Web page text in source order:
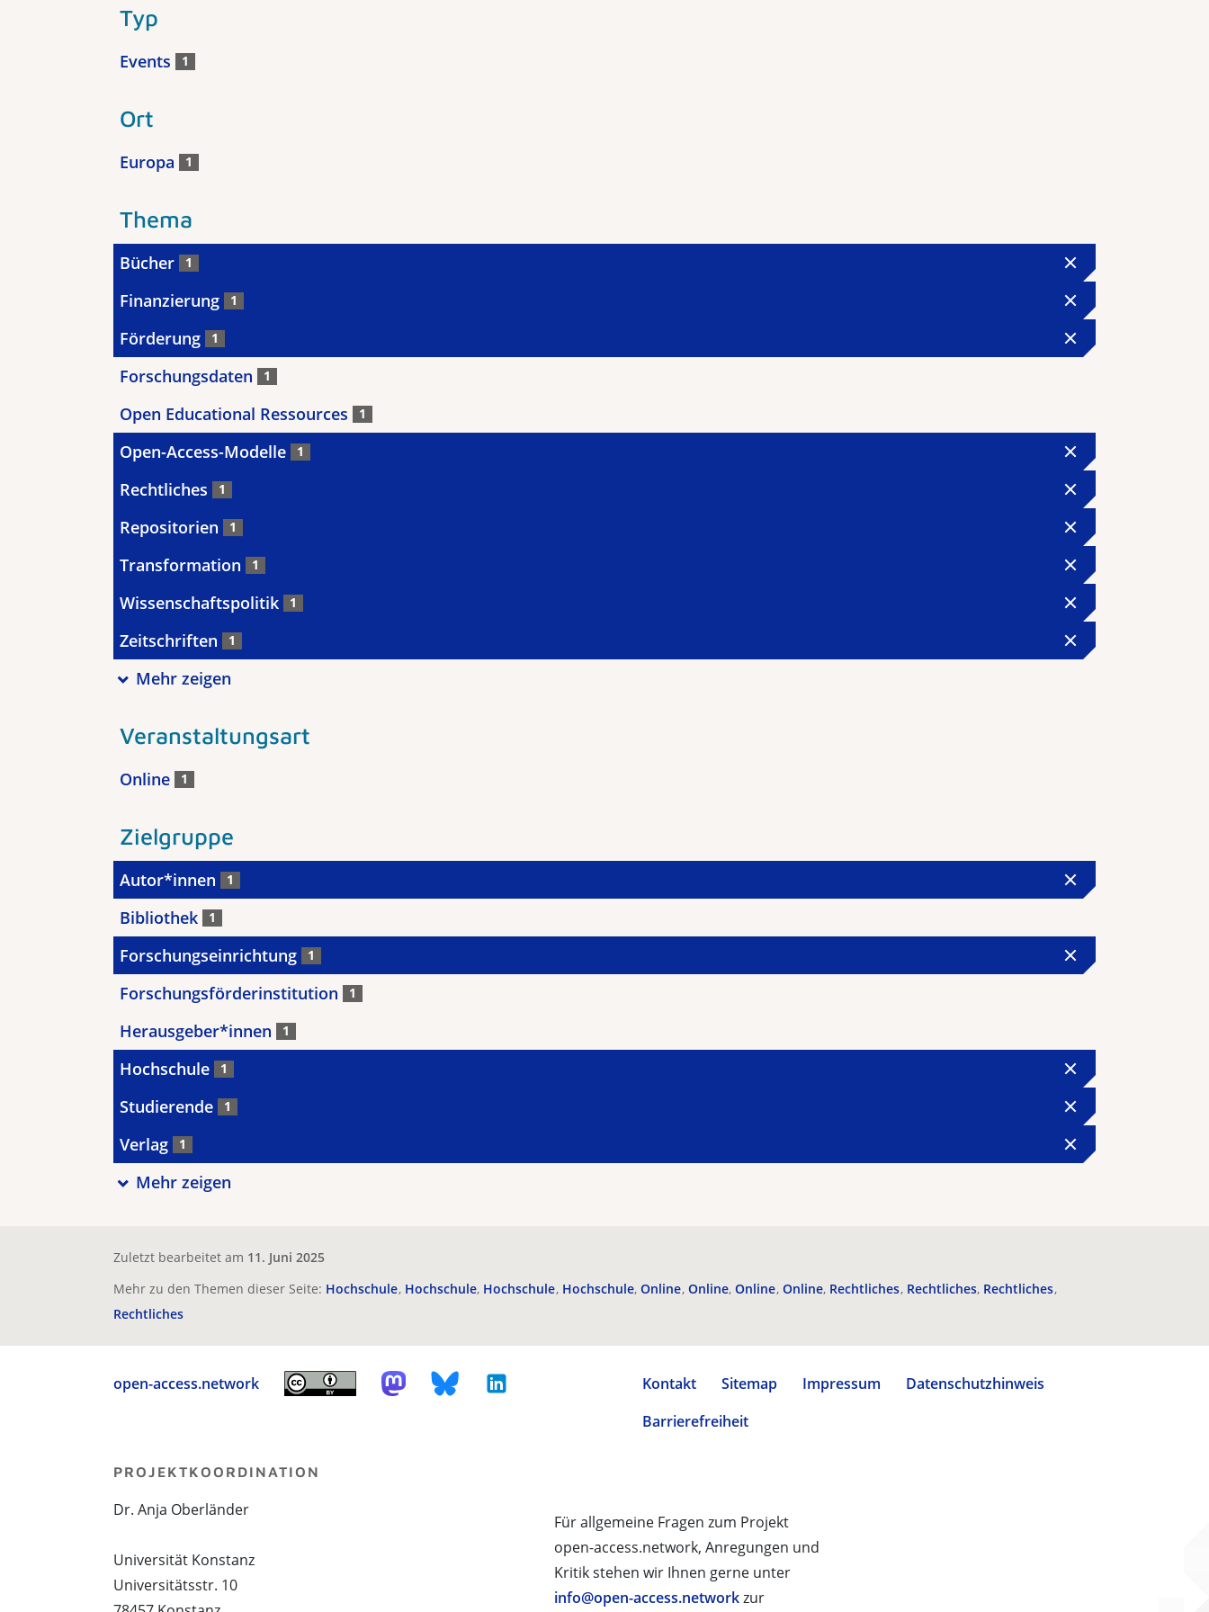
Typ
Events 1
Ort
Europa 1
Thema
Bücher 1
Finanzierung 1
Förderung 1
Forschungsdaten 1
Open Educational Ressources 1
Open-Access-Modelle 1
Rechtliches 1
Repositorien 1
Transformation 1
Wissenschaftspolitik 1
Zeitschriften 1
Mehr zeigen
Veranstaltungsart
Online 1
Zielgruppe
Autor*innen 1
Bibliothek 1
Forschungseinrichtung 1
Forschungsförderinstitution 1
Herausgeber*innen 1
Hochschule 1
Studierende 1
Verlag 1
Mehr zeigen
Zuletzt bearbeitet am 11. Juni 2025
Mehr zu den Themen dieser Seite: Hochschule Hochschule Hochschule Hochschule Online Online Online Online Rechtliches Rechtliches Rechtliches
Rechtliches
open-access.network Kontakt Sitemap Impressum
Datenschutzhinweis
Barrierefreiheit
Für allgemeine Fragen zum Projekt
open-access.network, Anregungen und
Kritik stehen wir Ihnen gerne unter
info@open-access.networkzur
PROJEKTKOORDINATION
Dr. Anja Oberländer
Universität Konstanz
Universitätsstr. 10